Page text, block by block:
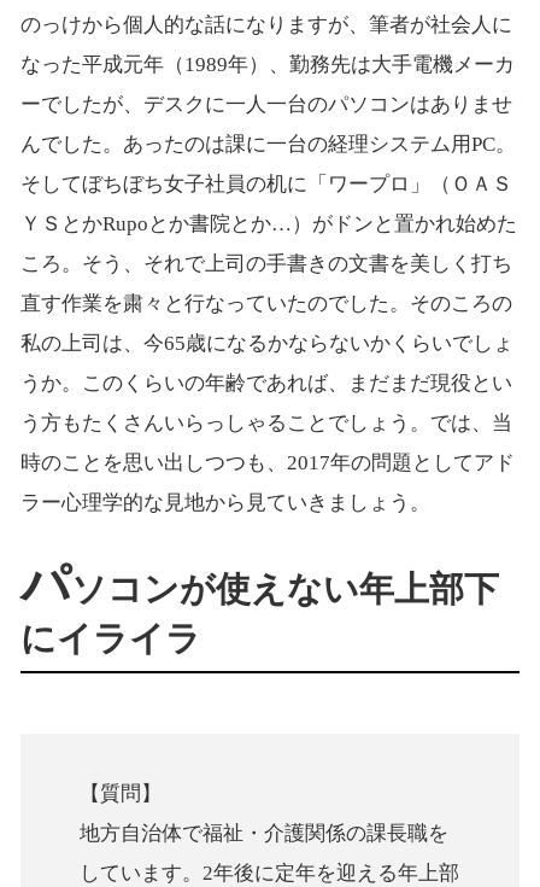
のっけから個人的な話になりますが、筆者が社会人に
なった平成元年（1989年）、勤務先は大手電機メーカ
ーでしたが、デスクに一人一台のパソコンはありませ
んでした。あったのは課に一台の経理システム用PC。
そしてぼちぼち女子社員の机に「ワープロ」（ＯＡＳ
ＹＳとかRupoとか書院とか…）がドンと置かれ始めた
ころ。そう、それで上司の手書きの文書を美しく打ち
直す作業を粛々と行なっていたのでした。そのころの
私の上司は、今65歳になるかならないかくらいでしょ
うか。このくらいの年齢であれば、まだまだ現役とい
う方もたくさんいらっしゃることでしょう。では、当
時のことを思い出しつつも、2017年の問題としてアド
ラー心理学的な見地から見ていきましょう。
パソコンが使えない年上部下
にイライラ
【質問】
地方自治体で福祉・介護関係の課長職を
しています。2年後に定年を迎える年上部